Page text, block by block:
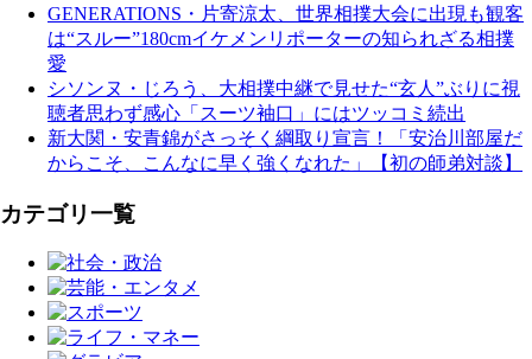
GENERATIONS・片寄涼太、世界相撲大会に出現も観客
は“スルー”180cmイケメンリポーターの知られざる相撲
愛
シソンヌ・じろう、大相撲中継で見せた“玄人”ぶりに視
聴者思わず感心「スーツ袖口」にはツッコミ続出
新大関・安青錦がさっそく綱取り宣言！「安治川部屋だ
からこそ、こんなに早く強くなれた」【初の師弟対談】
カテゴリ一覧